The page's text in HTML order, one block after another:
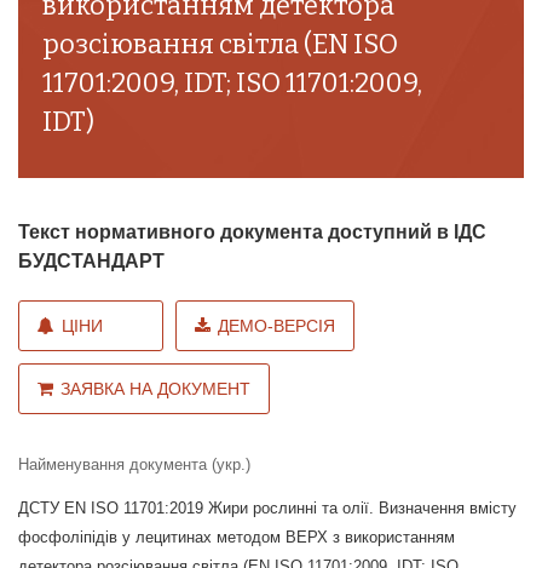
розсіювання світла (EN ISO
11701:2009, IDT; ISO 11701:2009,
IDT)
Текст нормативного документа доступний в ІДС
БУДСТАНДАРТ
ЦІНИ ДЕМО-ВЕРСІЯ
ЗАЯВКА НА ДОКУМЕНТ
Найменування документа (укр.)
ДСТУ EN ISO 11701:2019 Жири рослинні та олії. Визначення вмісту
фосфоліпідів у лецитинах методом ВЕРХ з використанням